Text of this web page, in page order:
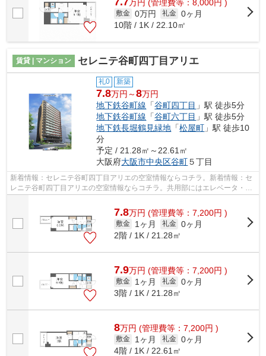
万 円 (管理費等：8,000円 )
敷金 0万円 礼金 0ヶ月
10階 / 1K / 22.10㎡
賃貸 | マンション セレニテ谷町四丁目アリエ
礼0 新築
7.8万円～8万円
地下鉄谷町線 「谷町四丁目 」駅 徒歩5分
地下鉄谷町線 「谷町六丁目 」駅 徒歩5分
地下鉄長堀鶴見緑地 「松屋町 」駅 徒歩10
分
予定 / 21.28㎡～22.61㎡
大阪府大阪市中央区谷町５丁目
新着情報：セレニテ谷町四丁目アリエの空室情報ならコチラ。新着情報：セ
レニテ谷町四丁目アリエの空室情報ならコチラ。共用部にはエレベータ・敷
7.8万円 (管理費等：7,200円 )
敷金 1ヶ月 礼金 0ヶ月
2階 / 1K / 21.28㎡
7.9万円 (管理費等：7,200円 )
敷金 1ヶ月 礼金 0ヶ月
3階 / 1K / 21.28㎡
8万円 (管理費等：7,200円 )
敷金 1ヶ月 礼金 0ヶ月
4階 / 1K / 22.61㎡